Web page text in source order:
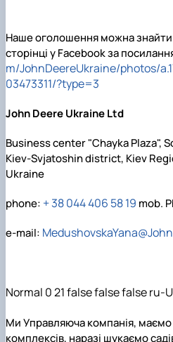
Наше оголошення можна знайти
сторінці у Facebook за
m/JohnDeereUkraine/photos/
03473311/?type=3
John Deere Ukraine Ltd
Business center "Chayka Plaza",
Kiev-Svjatoshin district, Kiev
Ukraine
phone: + 38 044 406 58 19 mob.
e-mail:
Normal 0 21 false false false ru-
Ми Управляюча компанія,
комплексів, наразі шукаємо